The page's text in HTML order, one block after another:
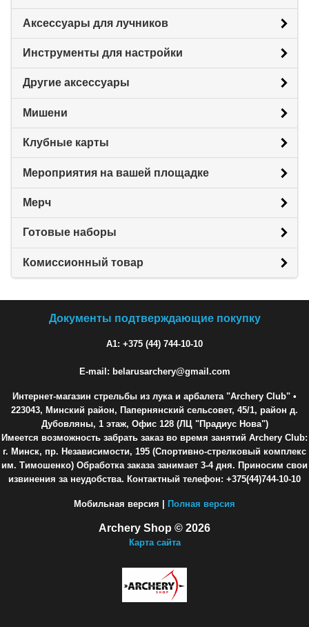
Аксессуары для лучников
Инструменты для настройки
Другие аксессуары
Мишени
Клубные карты
Мероприятия на вашей площадке
Мерч
Готовые наборы
Комиссионный товар
Документы подтверждающие покупку
A1: +375 (44) 744-10-10
E-mail: belarusarchery@gmail.com
Интернет-магазин стрельбы из лука и арбалета "Archery Club" •
223043, Минский район, Папернянский сельсовет, 45/1, район д.
Дубовляны, 1 этаж, Офис 128 (ЛЦ "Прадиус Нова")
Имеется возможность забрать заказ во время занятий Archery Club:
г. Минск, пр. Независимости, 195 (Спортивно-стрелковый комплекс
им. Тимошенко) Обработка заказа занимает 3-4 дня. Приносим свои
извинения за неудобства. Контактный телефон: +375(44)744-10-10
Мобильная версия | Полная версия
Archery Shop © 2026
Карта сайта